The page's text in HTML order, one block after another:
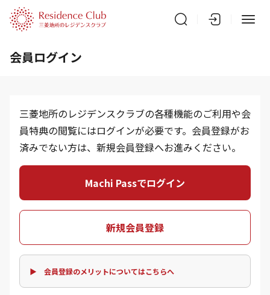
会員ログイン
三菱地所のレジデンスクラブの各種機能のご利用や会
員特典の閲覧にはログインが必要です。会員登録がお
済みでない方は、新規会員登録へお進みください。
Machi Passでログイン
新規会員登録
▶ 会員登録のメリットについてはこちらへ